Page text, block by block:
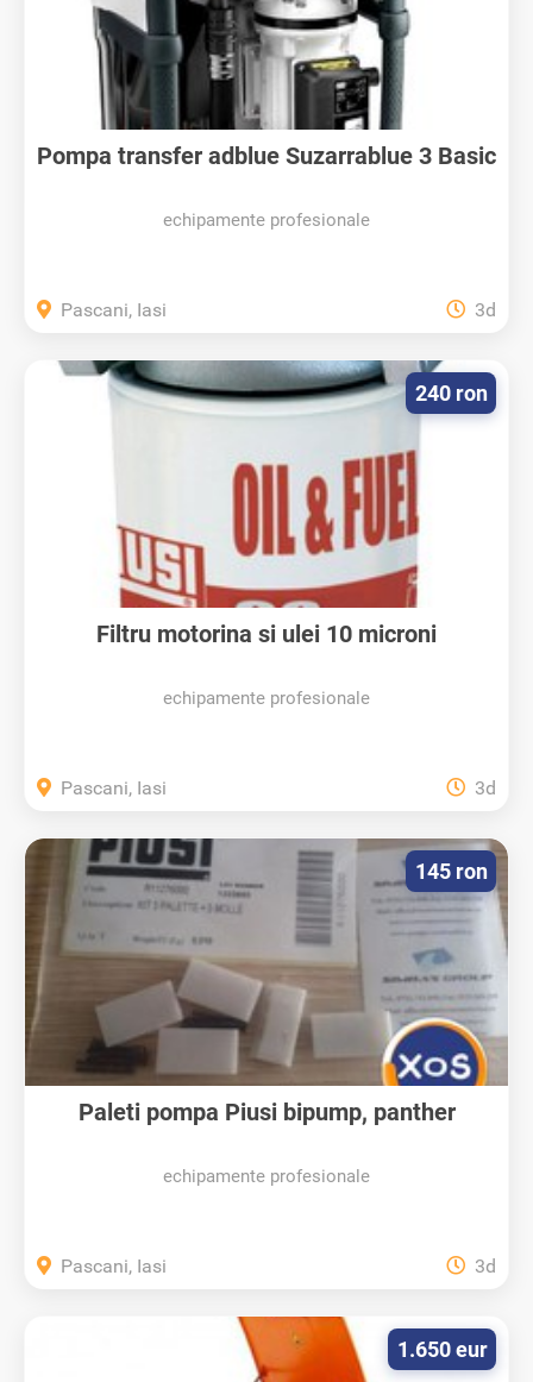
Pompa transfer adblue Suzarrablue 3 Basic
echipamente profesionale
Pascani, Iasi 3d
Filtru motorina si ulei 10 microni
echipamente profesionale
240 ron
Pascani, Iasi 3d
Paleti pompa Piusi bipump, panther
echipamente profesionale
145 ron
Pascani, Iasi 3d
1.650 eur